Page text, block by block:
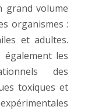
grand volume
organismes :
et adultes.
également les
des
toxiques et